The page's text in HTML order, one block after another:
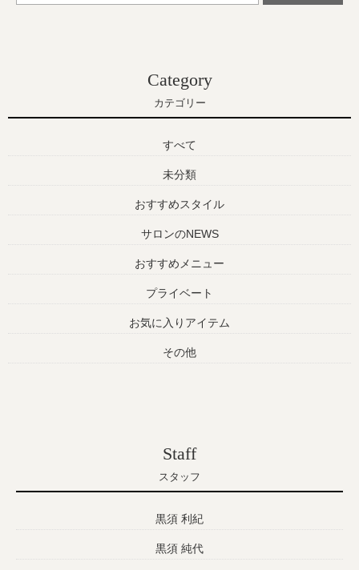
Category
カテゴリー
すべて
未分類
おすすめスタイル
サロンのNEWS
おすすめメニュー
プライベート
お気に入りアイテム
その他
Staff
スタッフ
黒須 利紀
黒須 純代